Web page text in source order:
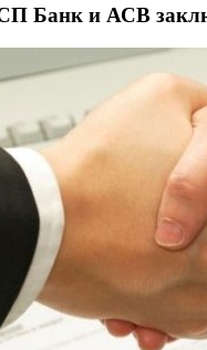
Банк и АСВ